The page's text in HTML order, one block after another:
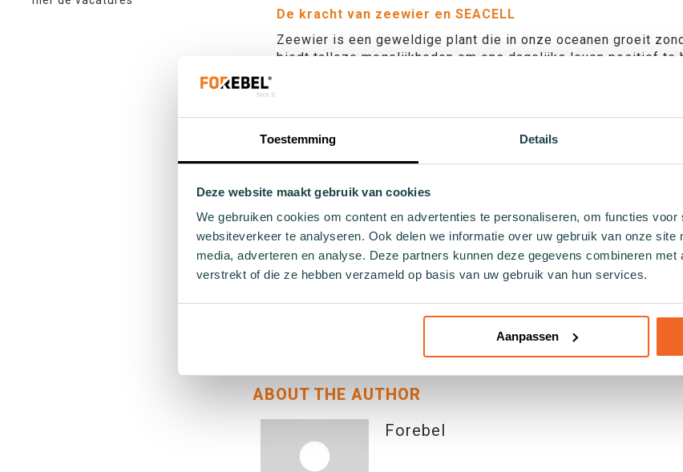
Toestemming Details
Deze website maakt gebruik van cookies
We gebruiken cookies om content en advertenties te personaliseren, om functies voor
websiteverkeer te analyseren. Ook delen we informatie over uw gebruik van onze site
media, adverteren en analyse. Deze partners kunnen deze gegevens combineren met
verstrekt of die ze hebben verzameld op basis van uw gebruik van hun services.
Aanpassen
De kracht van zeewier en SEACELL
Zeewier is een geweldige plant die in onze oceanen groeit
biedt talloze mogelijkheden om ons dagelijks leven positief te
deze sokken met trots te dragen, laat je zien dat je om onze
Deze sokken zijn deels gemaakt met SEACELL, een vezel die
mineralen, antioxidanten en vitamines, is SEACELL niet alleen
vezels zijn zacht, voelen zijdezacht aan en bieden maximaal
Deze sokken steunen goede doelen
Elke aankoop van de Forebel x WWF collectie ondersteunt niet
maar ook Sock by Sock’s missie tegen overproductie in de
direct bij aan belangrijke milieuprojecten.
Draag de Forebel x WWF sokken met trots en laat zien dat je
biodiversiteit.
Categories: Nieuwe collecties
ABOUT THE AUTHOR
Forebel